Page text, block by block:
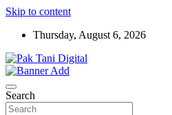
Skip to content
Thursday, August 6, 2026
Pak Tani Digital
Search